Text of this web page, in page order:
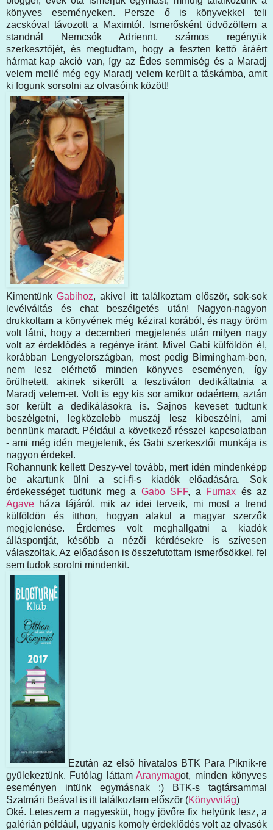
könyves eseményeken. Persze ő is könyvekkel teli
zacskóval távozott a Maximtól. Ismerősként üdvözöltem a
standnál Nemcsók Adriennt, számos regényük
szerkesztőjét, és megtudtam, hogy a feszten kettő áráért
hármat kap akció van, így az Édes semmiség és a Maradj
velem mellé még egy Maradj velem került a táskámba, amit
ki fogunk sorsolni az olvasóink között!
KimentünkGabihoz, akivel itt találkoztam először, sok-sok
levélváltás és chat beszélgetés után! Nagyon-nagyon
drukkoltam a könyvének még kézirat korából, és nagy öröm
volt látni, hogy a decemberi megjelenés után milyen nagy
volt az érdeklődés a regénye iránt. Mivel Gabi külföldön él,
korábban Lengyelországban, most pedig Birmingham-ben,
nem lesz elérhető minden könyves eseményen, így
örülhetett, akinek sikerült a fesztiválon dedikáltatnia a
Maradj velem-et. Volt is egy kis sor amikor odaértem, aztán
sor került a dedikálásokra is. Sajnos keveset tudtunk
beszélgetni, legközelebb muszáj lesz kibeszélni, ami
bennünk maradt. Például a következő résszel kapcsolatban
- ami még idén megjelenik, és Gabi szerkesztői munkája is
nagyon érdekel.
Rohannunk kellett Deszy-vel tovább, mert idén mindenképp
be akartunk ülni a sci-fi-s kiadók előadására. Sok
érdekességet tudtunk meg a Gabo SFF, a Fumax és az
Agave háza tájáról, mik az idei terveik, mi most a trend
külföldön és itthon, hogyan alakul a magyar szerzők
megjelenése. Érdemes volt meghallgatni a kiadók
álláspontját, később a nézői kérdésekre is szívesen
válaszoltak. Az előadáson is összefutottam ismerősökkel, fel
sem tudok sorolni mindenkit.
Ezután az első hivatalos BTK Para Piknik-re
gyülekeztünk. Futólag láttamAranymagot, minden könyves
eseményen intünk egymásnak :) BTK-s tagtársammal
Szatmári Beával is itt találkoztam először (Könyvvilág)
Oké. Leteszem a nagyesküt, hogy jövőre fix helyünk lesz, a
galérián például, ugyanis komoly érdeklődés volt az olvasók